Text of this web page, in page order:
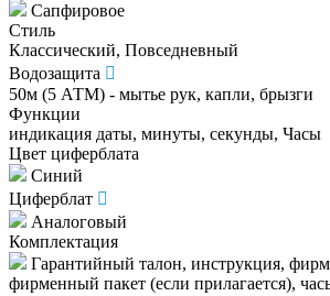
Сапфировое
Стиль
Классический, Повседневный
Водозащита
50м (5 АТМ) - мытье рук, капли, брызги
Функции
индикация даты, минуты, секунды, Часы
Цвет циферблата
Синий
Циферблат
Аналоговый
Комплектация
Гарантийный талон, инструкция,
фирменный пакет (если прилагается),